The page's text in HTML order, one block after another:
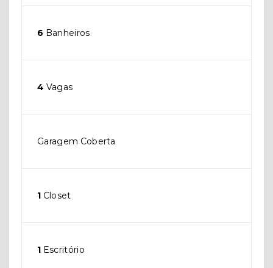
6 Banheiros
4 Vagas
Garagem Coberta
1 Closet
1 Escritório